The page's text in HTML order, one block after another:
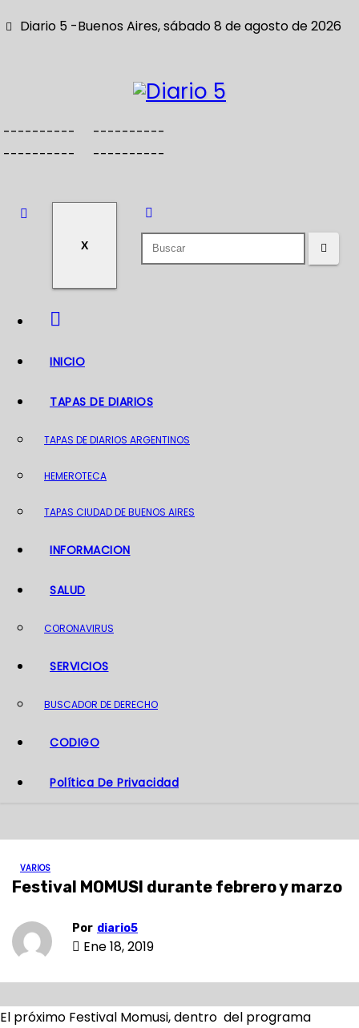
a
Diario 5 -Buenos Aires, sábado 8 de agosto de 2026
----------
----------
----------
----------
X
INICIO
TAPAS DE DIARIOS
TAPAS DE DIARIOS ARGENTINOS
HEMEROTECA
TAPAS CIUDAD DE BUENOS AIRES
INFORMACION
SALUD
CORONAVIRUS
SERVICIOS
BUSCADOR DE DERECHO
CODIGO
Política De Privacidad
VARIOS
Festival MOMUSI durante febrero y marzo
Por diario5
Ene 18, 2019
El próximo Festival Momusi, dentro del programa